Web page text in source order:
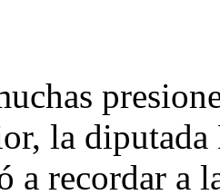
la
recordar a